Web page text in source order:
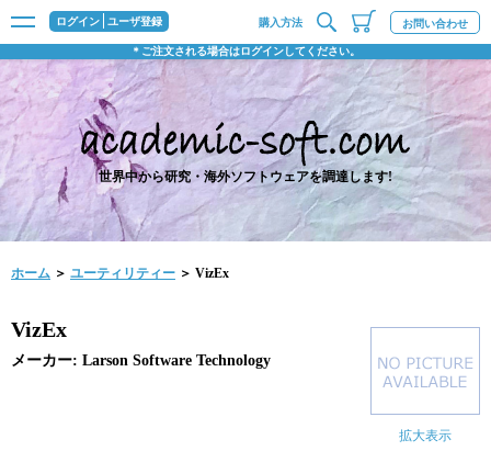
ログイン ユーザ登録
＊ご注文される場合はログインしてください。
購入方法 お問い合わせ
世界中から研究・海外ソフトウェアを調達します!
ホーム ＞ ユーティリティー ＞ VizEx
拡大表示
VizEx
メーカー: Larson Software Technology